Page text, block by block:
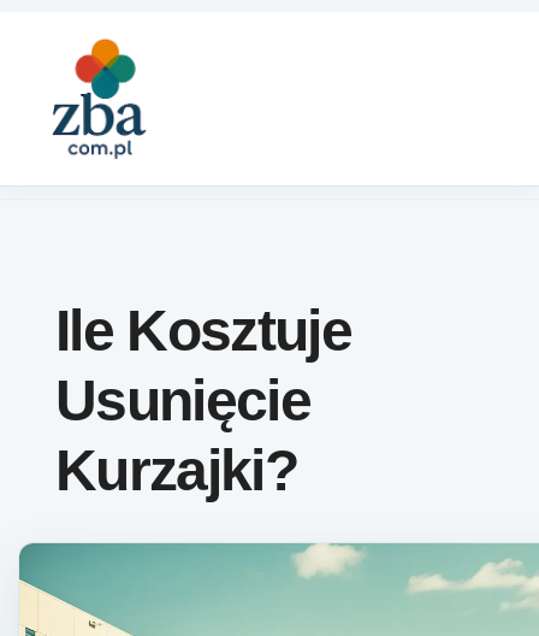
Ile Kosztuje
Usunięcie
Kurzajki?